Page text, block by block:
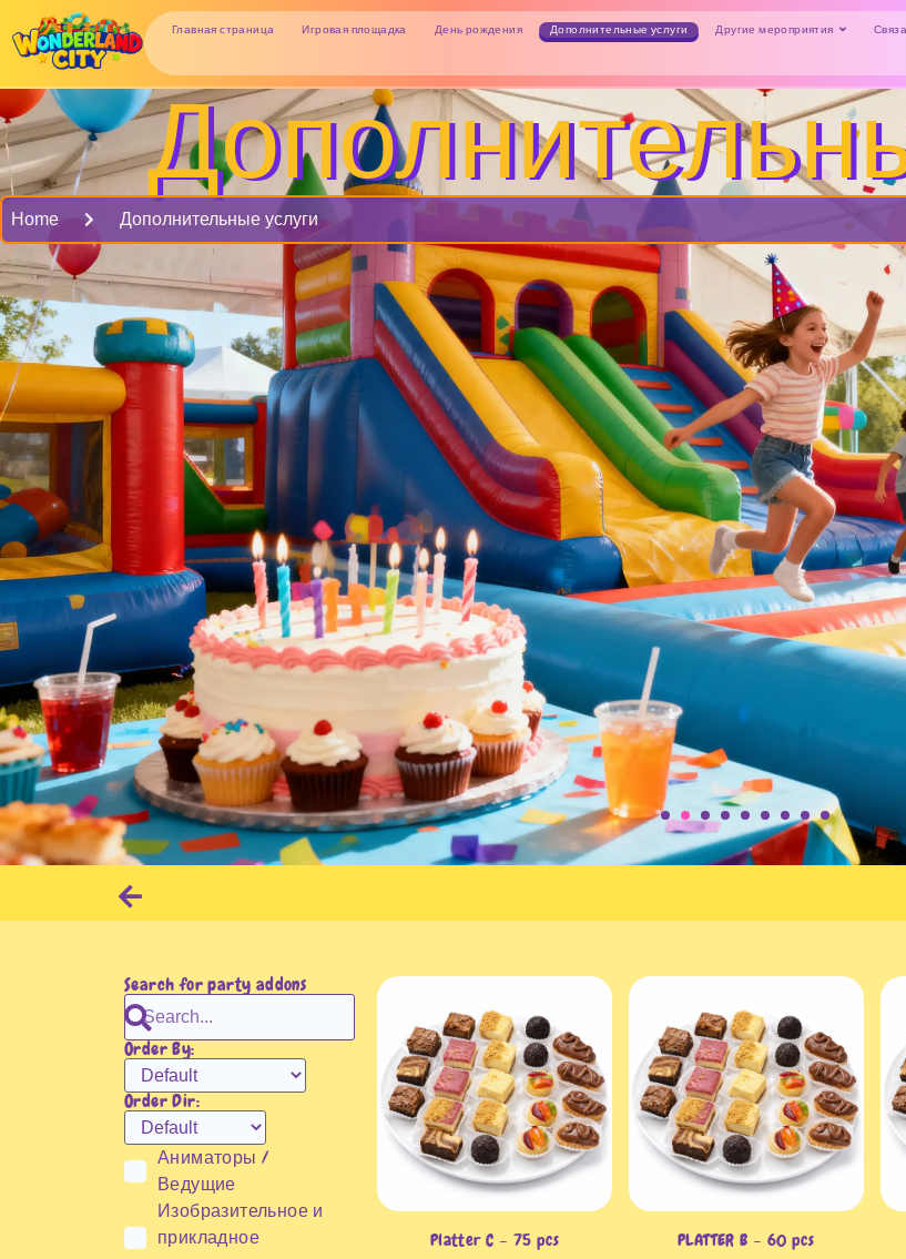
Главная страница Игровая площадка День рождения Дополнительные услуги Другие мероприятия
Home Дополнительные услуги
ко дню
рождения
Ведущие
Декор
Search for party addons
Order By:
Order Dir:
Аниматоры /
Ведущие
Изобразительное и
прикладное
Platter C – 75 pcs PLATTER B – 60 pcs